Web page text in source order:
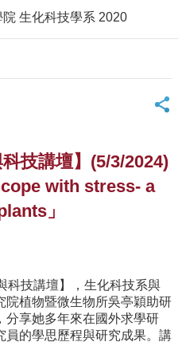
生化科技學系 2020
技講壇】(5/3/2024)
with stress- a
」
科技講壇】，生化科技系與
院植物暨微生物所吳亭穎助研
分享她多年來在國外求學研
員的學思歷程與研究成果。講